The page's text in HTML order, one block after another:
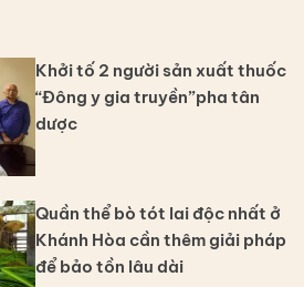
Khởi tố 2 người sản xuất thuốc
“Đông y gia truyền”pha tân
dược
Quần thể bò tót lai độc nhất ở
Khánh Hòa cần thêm giải pháp
để bảo tồn lâu dài